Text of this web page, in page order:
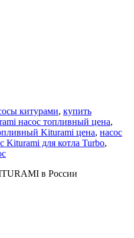
китурами, купить
насос топливный цена,
Kiturami цена, насос
Kiturami для котла Turbo,
в России